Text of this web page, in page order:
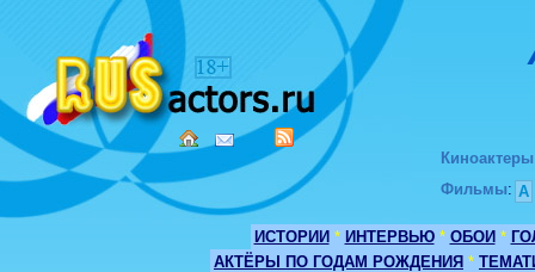
Киноактеры
Фильмы: А
ИСТОРИИ * ИНТЕРВЬЮ * ОБОИ *
АКТЁРЫ ПО ГОДАМ РОЖДЕНИЯ *